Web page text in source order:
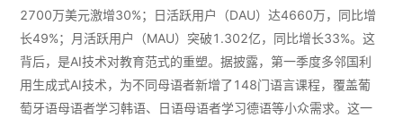
2700万美元激增30%；日活跃用户（DAU）达4660万，同比增
长49%；月活跃用户（MAU）突破1.302亿，同比增长33%。这
背后，是AI技术对教育范式的重塑。据披露，第一季度多邻国利
用生成式AI技术，为不同母语者新增了148门语言课程，覆盖葡
萄牙语母语者学习韩语、日语母语者学习德语等小众需求。这一